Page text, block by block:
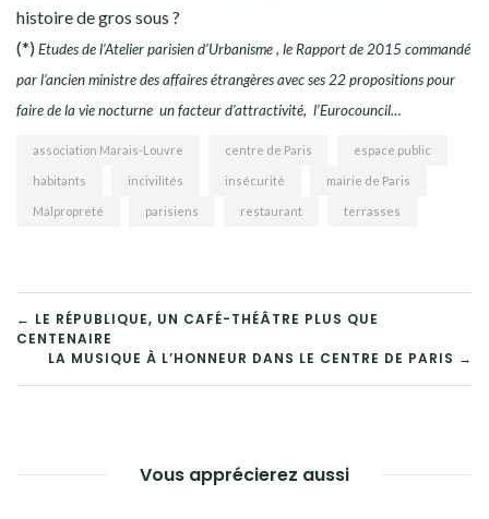
histoire de gros sous ?
(*)Etudes de l’Atelier parisien d’Urbanisme , le Rapport de 2015 commandé
par l’ancien ministre des affaires étrangères avec ses 22 propositions pour
faire de la vie nocturne un facteur d’attractivité, l’Eurocouncil…
association Marais-Louvre centre de Paris espace public
habitants incivilités insécurité mairie de Paris
Malpropreté parisiens restaurant terrasses
NAVIGATION
DE
← LE RÉPUBLIQUE, UN CAFÉ-THÉÂTRE PLUS QUE
CENTENAIRE
LA MUSIQUE À L’HONNEUR DANS LE CENTRE DE PARIS →
Vous apprécierez aussi